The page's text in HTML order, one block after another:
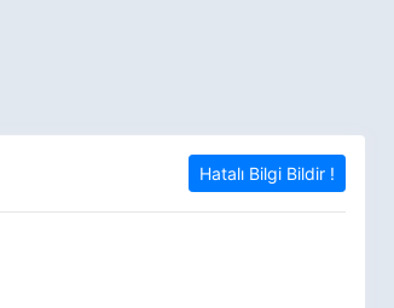
Hatalı Bilgi Bildir !